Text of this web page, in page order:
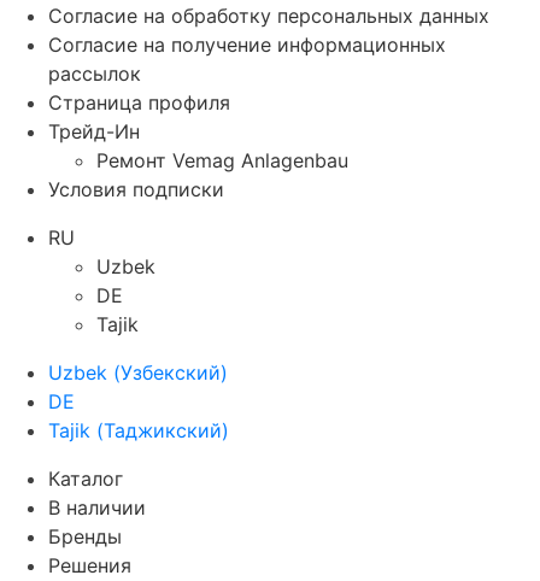
Согласие на обработку персональных данных
Согласие на получение информационных
рассылок
Страница профиля
Трейд-Ин
Ремонт Vemag Anlagenbau
Условия подписки
RU
Uzbek
DE
Tajik
Uzbek (Узбекский)
DE
Tajik (Таджикский)
Каталог
В наличии
Бренды
Решения